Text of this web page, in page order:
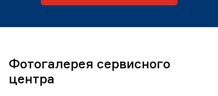
Фотогалерея сервисного
центра